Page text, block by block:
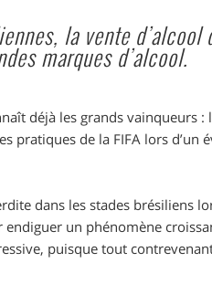
la vente d’alcool
marques d’alcool.
déjà les grands vainqueurs :
pratiques de la FIFA lors
dans les stades brésiliens
un phénomène
puisque tout